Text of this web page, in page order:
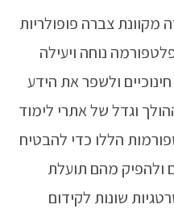
מקוונת צברה פופולריות
נוחה ויעילה
ולשפר את הידע
וגדל של אתרי לימוד
הללו כדי להבטיח
ולהפיק מהם תועלת
שונות לקידום